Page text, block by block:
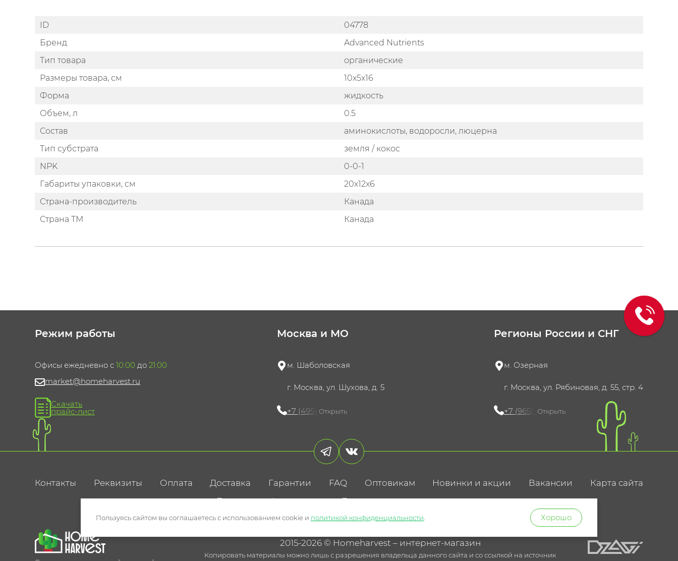
ID
04778
Бренд
Advanced Nutrients
Тип товара
органические
Размеры товара, см
10х5х16
Форма
жидкость
Объем, л
0.5
Состав
аминокислоты, водоросли, люцерна
Тип субстрата
земля / кокос
NPK
0-0-1
Габариты упаковки, см
20х12х6
Страна-производитель
Канада
Страна ТМ
Канада
Режим работы
Офисы ежедневно с 10:00 до 21:00
market@homeharvest.ru
Скачать
прайс-лист
Москва и МО
м. Шаболовская
г. Москва, ул. Шухова, д. 5
+7 (495) 721-60-15
Открыть
Регионы России и СНГ
м. Озерная
г. Москва, ул. Рябиновая, д. 55, стр. 4
+7 (965) 420-10-10
Открыть
Контакты Реквизиты Оплата Доставка Гарантии FAQ Оптовикам Новинки и акции Вакансии Карта сайта
Политика конфиденциальностиПользовательское соглашение
2015-2026 © Homeharvest – интернет-магазин
Копировать материалы можно лишь с разрешения владельца данного сайта и со ссылкой на источник
Пользуясь сайтом вы соглашаетесь с использованием cookie и политикой конфиденциальности Хорошо